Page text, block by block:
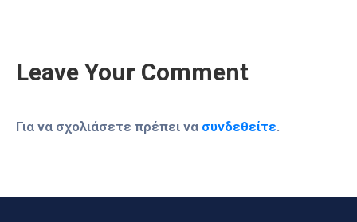
Leave Your Comment
Για να σχολιάσετε πρέπει να συνδεθείτε.